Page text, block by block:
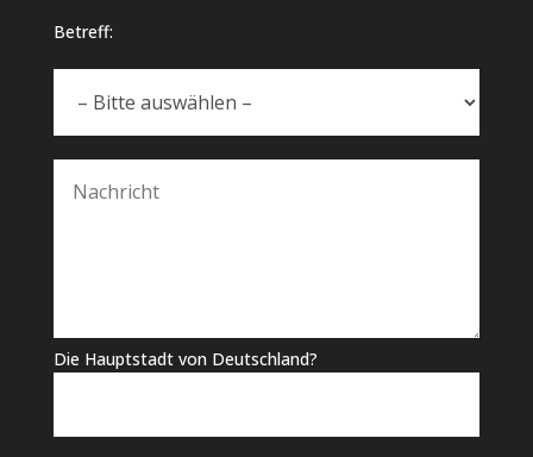
Betreff:
Die Hauptstadt von Deutschland?